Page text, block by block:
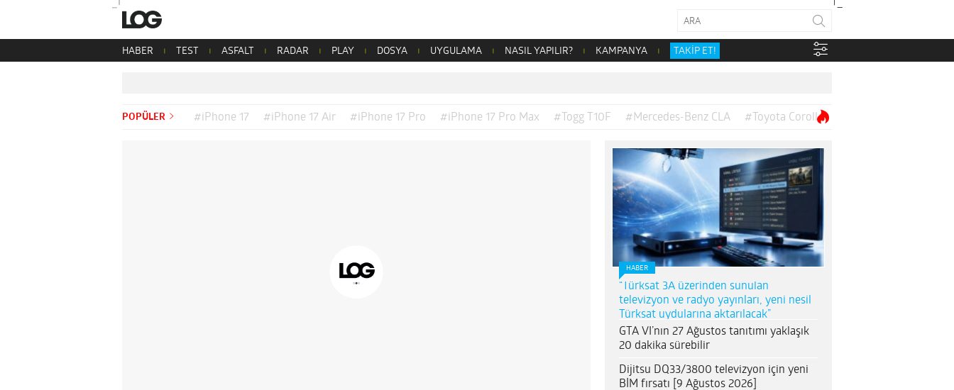
HABER TEST ASFALT RADAR PLAY DOSYA UYGULAMA NASIL YAPILIR? KAMPANYA TAKİP ET!
POPÜLER #iPhone 17 #iPhone 17 Air #iPhone 17 Pro #iPhone 17 Pro Max #Togg T10F #Mercedes-Benz CLA #Toyota Corolla
HABER
“Türksat 3A üzerinden sunulan
televizyon ve radyo yayınları, yeni nesil
Türksat uydularına aktarılacak”
GTA VI’nın 27 Ağustos tanıtımı yaklaşık
20 dakika sürebilir
Dijitsu DQ33/3800 televizyon için yeni
BİM fırsatı [9 Ağustos 2026]